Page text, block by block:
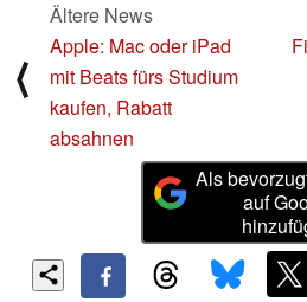
⟨
Ältere News
Apple: Mac oder iPad
mit Beats fürs Studium
kaufen, Rabatt
absahnen
Als
auf